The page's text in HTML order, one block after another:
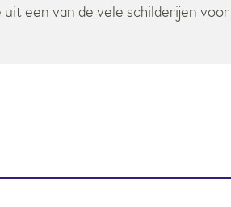
uit een van de vele schilderijen